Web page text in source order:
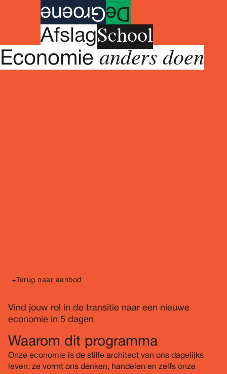
G
roene D
e
AfslagSchool
Economie anders doen
Terug naar aanbod
Vind jouw rol in de transitie naar een nieuwe
economie in 5 dagen
Waarom dit programma
Onze economie is de stille architect van ons dagelijks
leven: ze vormt ons denken, handelen en zelfs onze
Donderdag 30 oktober 2025